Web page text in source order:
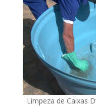
Limpeza de Caixas